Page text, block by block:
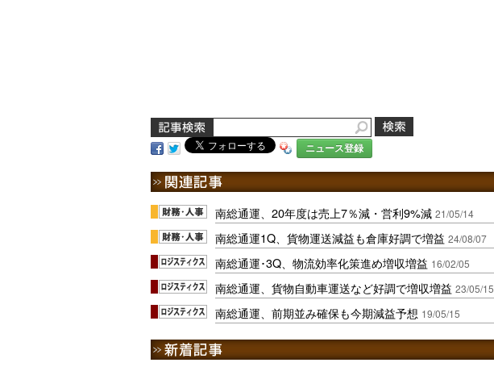
ニュース登録
南総通運、20年度は売上7％減・営利9%減 21/05/14
南総通運1Q、貨物運送減益も倉庫好調で増益 24/08/07
南総通運･3Q、物流効率化策進め増収増益 16/02/05
南総通運、貨物自動車運送など好調で増収増益 23/05/15
南総通運、前期並み確保も今期減益予想 19/05/15